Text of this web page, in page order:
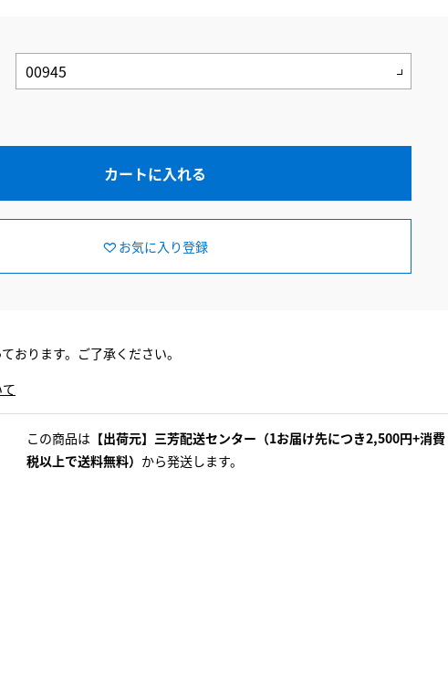
カートに入れる
お気に入り登録
おります。ご了承ください。
この商品は 【出荷元】三芳配送センター（1お届け先につき2,500円+消費
税以上で送料無料） から発送します。